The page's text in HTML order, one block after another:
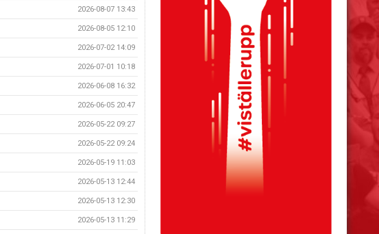
2026-08-07 13:43
2026-08-05 12:10
2026-07-02 14:09
2026-07-01 10:18
2026-06-08 16:32
2026-06-05 20:47
2026-05-22 09:27
2026-05-22 09:24
2026-05-19 11:03
2026-05-13 12:44
2026-05-13 12:30
2026-05-13 11:29